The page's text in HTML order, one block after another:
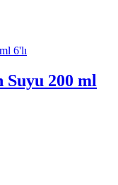
Suyu 200 ml